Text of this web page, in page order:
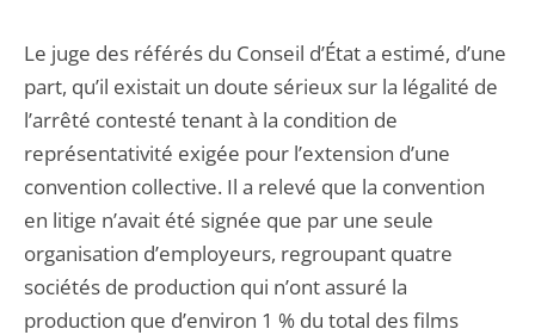
Le juge des référés du Conseil d’État a estimé, d’une
part, qu’il existait un doute sérieux sur la légalité de
l’arrêté contesté tenant à la condition de
représentativité exigée pour l’extension d’une
convention collective. Il a relevé que la convention
en litige n’avait été signée que par une seule
organisation d’employeurs, regroupant quatre
sociétés de production qui n’ont assuré la
production que d’environ 1 % du total des films